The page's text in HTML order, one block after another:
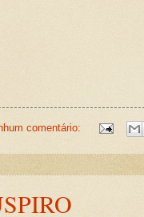
comentário: